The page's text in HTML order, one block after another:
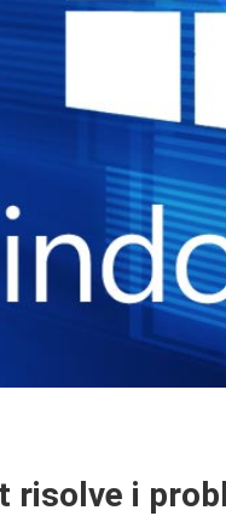
risolve i